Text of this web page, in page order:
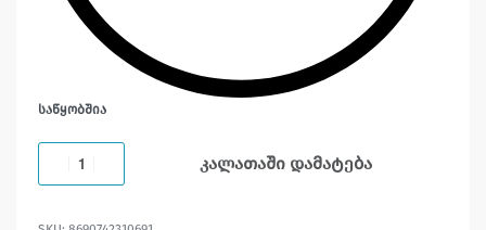
ᲡᲐᲬᲧᲝᲑᲨᲘᲐ
კალათაში დამატება